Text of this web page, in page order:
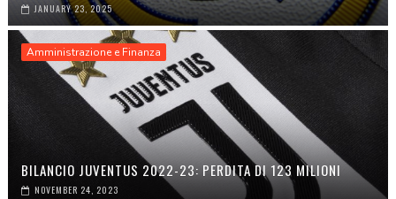
JANUARY 23, 2025
Amministrazione e Finanza
BILANCIO JUVENTUS 2022-23: PERDITA DI 123 MILIONI
NOVEMBER 24, 2023